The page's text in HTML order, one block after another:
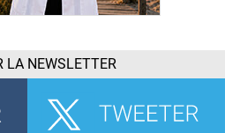
LA NEWSLETTER